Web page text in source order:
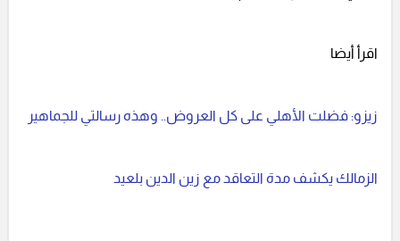
اقرأ أيضا
زيزو: فضلت الأهلي على كل العروض.. وهذه رسالتي للجماهير
الزمالك يكشف مدة التعاقد مع زين الدين بلعيد